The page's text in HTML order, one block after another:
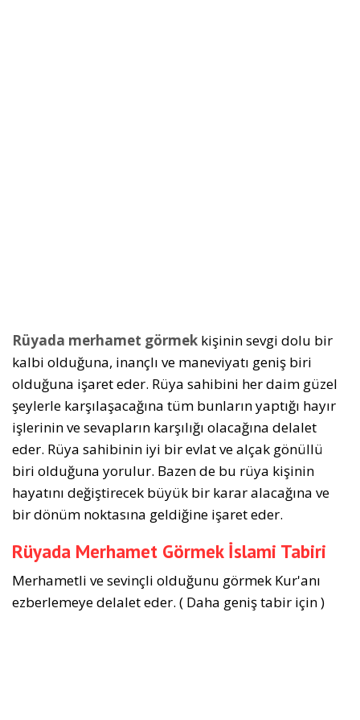
Rüyada merhamet görmek kişinin sevgi dolu bir
kalbi olduğuna, inançlı ve maneviyatı geniş biri
olduğuna işaret eder. Rüya sahibini her daim güzel
şeylerle karşılaşacağına tüm bunların yaptığı hayır
işlerinin ve sevapların karşılığı olacağına delalet
eder. Rüya sahibinin iyi bir evlat ve alçak gönüllü
biri olduğuna yorulur. Bazen de bu rüya kişinin
hayatını değiştirecek büyük bir karar alacağına ve
bir dönüm noktasına geldiğine işaret eder.
Rüyada Merhamet Görmek İslami Tabiri
Merhametli ve sevinçli olduğunu görmek Kur'anı
ezberlemeye delalet eder. ( Daha geniş tabir için )